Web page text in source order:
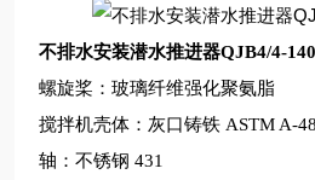
不排水安装潜水推进器QJB4/4-
螺旋桨：玻璃纤维强化聚氨脂
搅拌机壳体：灰口铸铁 ASTM A-
轴：不锈钢 431